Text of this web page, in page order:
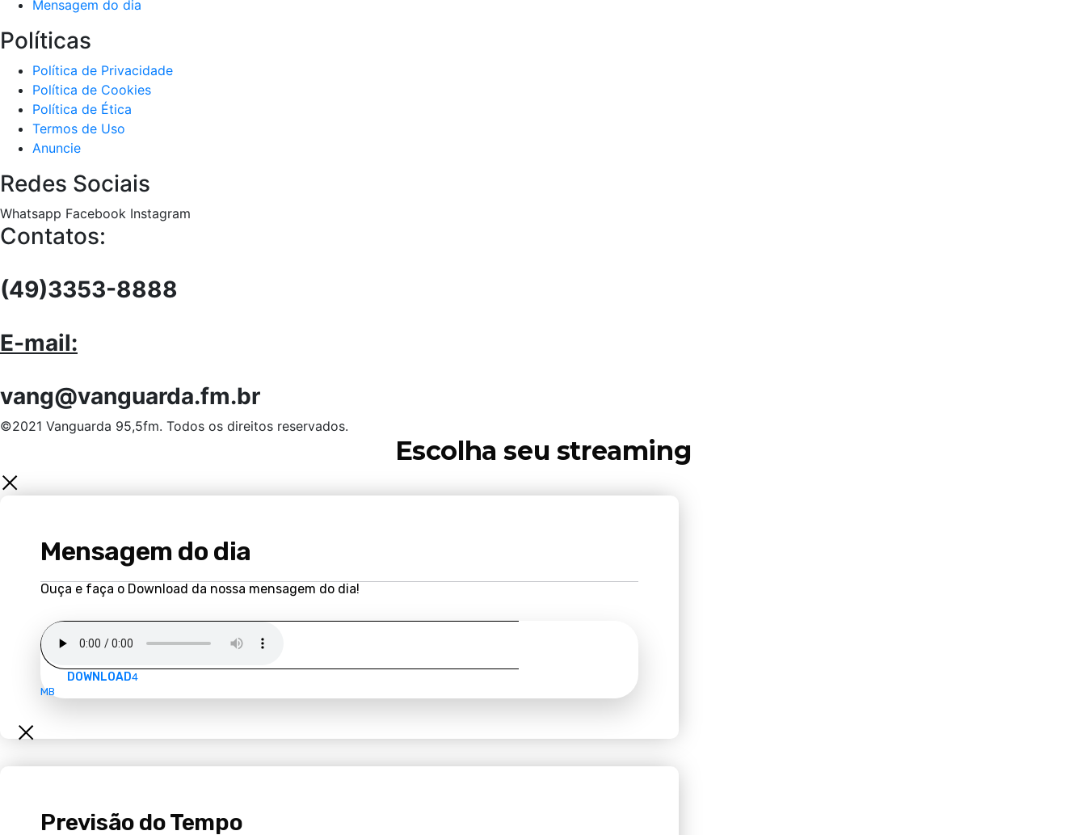
Mensagem do dia
Políticas
Política de Privacidade
Política de Cookies
Política de Ética
Termos de Uso
Anuncie
Redes Sociais
Whatsapp Facebook Instagram
Contatos:
(49)3353-8888
E-mail:
vang@vanguarda.fm.br
©2021 Vanguarda 95,5fm. Todos os direitos reservados.
Escolha seu streaming
Mensagem do dia
Ouça e faça o Download da nossa mensagem do dia!
DOWNLOAD4
MB
Previsão do Tempo